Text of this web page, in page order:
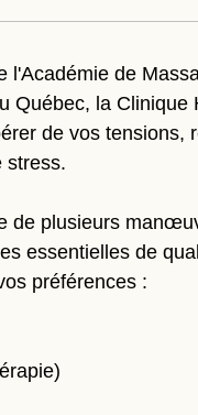
l'Académie de
Québec, la Clinique
de vos tensions,
stress.
de plusieurs
essentielles de
préférences :